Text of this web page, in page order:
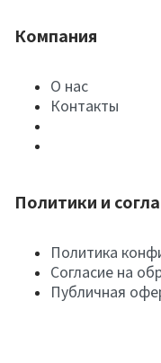
Компания
О нас
Контакты
Политики и
Политика
Согласие на
Публичная